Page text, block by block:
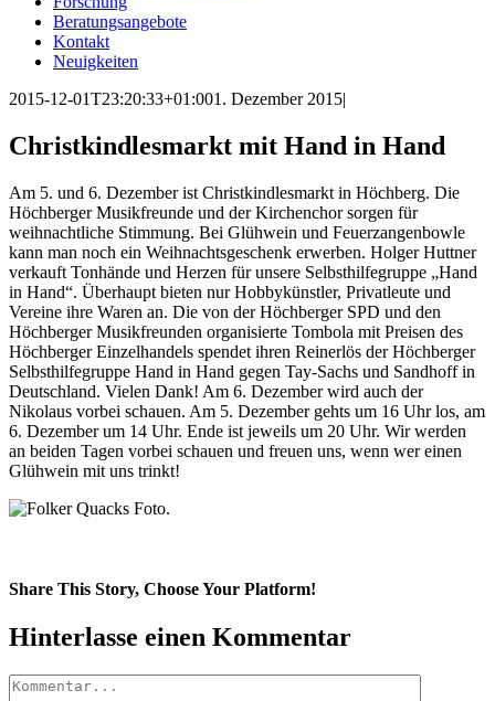
Beratungsangebote
Kontakt
Neuigkeiten
2015-12-01T23:20:33+01:001. Dezember 2015|
Christkindlesmarkt mit Hand in Hand
Am 5. und 6. Dezember ist Christkindlesmarkt in Höchberg. Die
Höchberger Musikfreunde und der Kirchenchor sorgen für
weihnachtliche Stimmung. Bei Glühwein und Feuerzangenbowle
kann man noch ein Weihnachtsgeschenk erwerben. Holger Huttner
verkauft Tonhände und Herzen für unsere Selbsthilfegruppe „Hand
in Hand“. Überhaupt bieten nur Hobbykünstler, Privatleute und
Vereine ihre Waren an. Die von der Höchberger SPD und den
Höchberger Musikfreunden organisierte Tombola mit Preisen des
Höchberger Einzelhandels spendet ihren Reinerlös der Höchberger
Selbsthilfegruppe Hand in Hand gegen Tay-Sachs und Sandhoff in
Deutschland. Vielen Dank! Am 6. Dezember wird auch der
Nikolaus vorbei schauen. Am 5. Dezember gehts um 16 Uhr los, am
6. Dezember um 14 Uhr. Ende ist jeweils um 20 Uhr. Wir werden
an beiden Tagen vorbei schauen und freuen uns, wenn wer einen
Glühwein mit uns trinkt!
Share This Story, Choose Your Platform!
Facebook
Twitter
Pinterest
Vk
E-
Mail
Hinterlasse einen Kommentar
Kommentar